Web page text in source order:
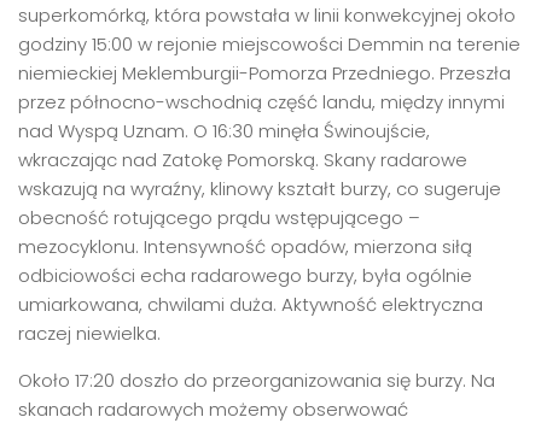
superkomórką, która powstała w linii konwekcyjnej około
godziny 15:00 w rejonie miejscowości Demmin na terenie
niemieckiej Meklemburgii-Pomorza Przedniego. Przeszła
przez północno-wschodnią część landu, między innymi
nad Wyspą Uznam. O 16:30 minęła Świnoujście,
wkraczając nad Zatokę Pomorską. Skany radarowe
wskazują na wyraźny, klinowy kształt burzy, co sugeruje
obecność rotującego prądu wstępującego –
mezocyklonu. Intensywność opadów, mierzona siłą
odbiciowości echa radarowego burzy, była ogólnie
umiarkowana, chwilami duża. Aktywność elektryczna
raczej niewielka.
Około 17:20 doszło do przeorganizowania się burzy. Na
skanach radarowych możemy obserwować